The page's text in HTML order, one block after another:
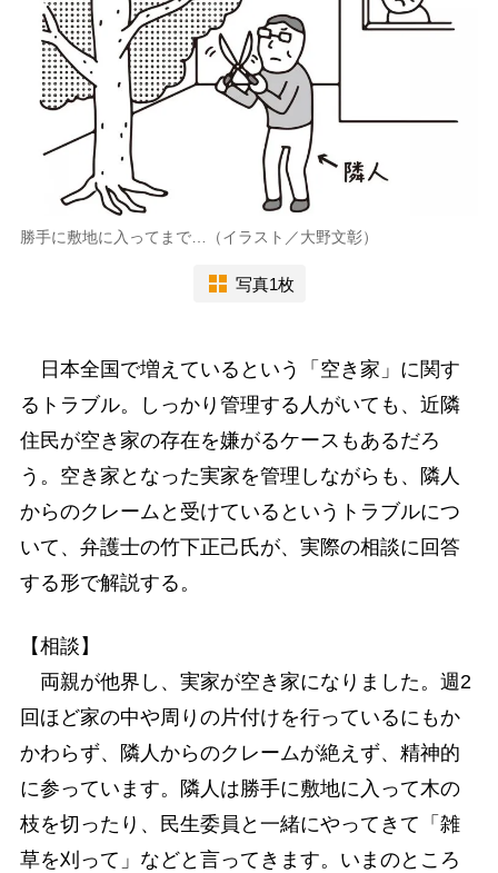
勝手に敷地に入ってまで…（イラスト／大野文彰）
写真1枚
日本全国で増えているという「空き家」に関す
るトラブル。しっかり管理する人がいても、近隣
住民が空き家の存在を嫌がるケースもあるだろ
う。空き家となった実家を管理しながらも、隣人
からのクレームと受けているというトラブルにつ
いて、弁護士の竹下正己氏が、実際の相談に回答
する形で解説する。
【相談】
両親が他界し、実家が空き家になりました。週2
回ほど家の中や周りの片付けを行っているにもか
かわらず、隣人からのクレームが絶えず、精神的
に参っています。隣人は勝手に敷地に入って木の
枝を切ったり、民生委員と一緒にやってきて「雑
草を刈って」などと言ってきます。いまのところ